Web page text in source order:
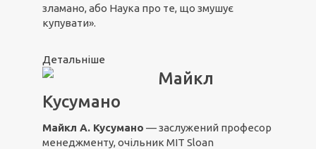
зламано, або Наука про те, що змушує
купувати».
Детальніше
Майкл
Кусумано
Майкл А. Кусумано — заслужений професор
менеджменту, очільник MIT Sloan